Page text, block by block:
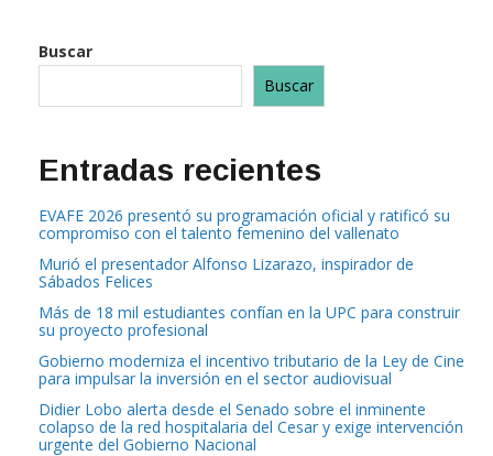
Buscar
Buscar
Entradas recientes
EVAFE 2026 presentó su programación oficial y ratificó su
compromiso con el talento femenino del vallenato
Murió el presentador Alfonso Lizarazo, inspirador de
Sábados Felices
Más de 18 mil estudiantes confían en la UPC para construir
su proyecto profesional
Gobierno moderniza el incentivo tributario de la Ley de Cine
para impulsar la inversión en el sector audiovisual
Didier Lobo alerta desde el Senado sobre el inminente
colapso de la red hospitalaria del Cesar y exige intervención
urgente del Gobierno Nacional